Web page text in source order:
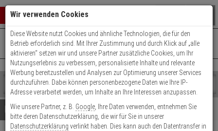
Warenkorb schließen
0 ARTIKEL IM WARENKORB
Ihr Warenkorb ist momentan leer.
Ergebnisse ()
Fertig
Shop
durchsuchen
Bitte
geben
Sie
mindestens
Es
wurde
noch
Kategorien
+49 (0)821 899 493-0Mo. - Do.: 8:00 - 16:30 | Fr.: 8:00 - 14:00 Uhr
Kontaktservice nutzen
Details Beratung
Wir verwenden Cookies
Diese Website nutzt Cookies und ähnliche Technologien, die für den
Betrieb erforderlich sind. Mit Ihrer Zustimmung und durch Klick auf „alle
aktivieren“ setzen wir und unsere Partner zusätzliche Cookies, um Ihr
Nutzungserlebnis zu verbessern, personalisierte Inhalte und relevante
Werbung bereitzustellen und Analysen zur Optimierung unserer Services
durchzuführen. Dabei können personenbezogene Daten wie Ihre IP-
Adresse verarbeitet werden, um Inhalte an Ihre Interessen anzupassen.
Wie unsere Partner, z. B. Google , Ihre Daten verwenden, entnehmen Sie
bitte deren Datenschutzerklärung, die wir für Sie in unserer
Datenschutzerklärung verlinkt haben. Dies kann auch den Datentransfer in